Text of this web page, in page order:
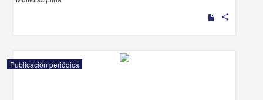
share
Publicación periódica